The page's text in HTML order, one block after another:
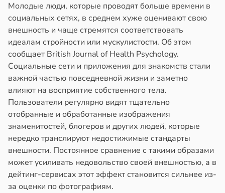
Молодые люди, которые проводят больше времени в
социальных сетях, в среднем хуже оценивают свою
внешность и чаще стремятся соответствовать
идеалам стройности или мускулистости. Об этом
сообщает British Journal of Health Psychology.
Социальные сети и приложения для знакомств стали
важной частью повседневной жизни и заметно
влияют на восприятие собственного тела.
Пользователи регулярно видят тщательно
отобранные и обработанные изображения
знаменитостей, блогеров и других людей, которые
нередко транслируют недостижимые стандарты
внешности. Постоянное сравнение с такими образами
может усиливать недовольство своей внешностью, а в
дейтинг-сервисах этот эффект становится сильнее из-
за оценки по фотографиям.